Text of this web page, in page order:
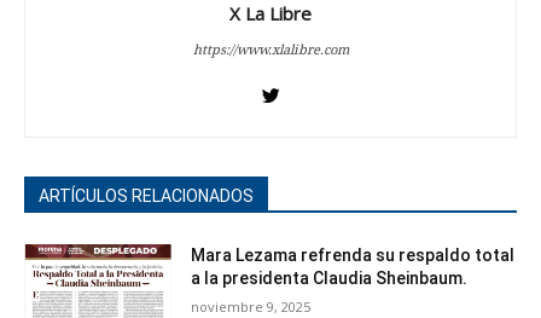
X La Libre
https://www.xlalibre.com
ARTÍCULOS RELACIONADOS
Mara Lezama refrenda su respaldo total
a la presidenta Claudia Sheinbaum.
noviembre 9, 2025